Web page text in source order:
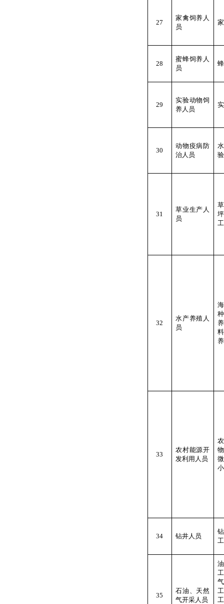
27
家禽饲养人
员
28
蜜蜂饲养人
员
29
实验动物饲
养人员
30
动物疫病防
治人员
31
草业生产人
员
工
32
水产养殖人
员
33
农村能源开
发利用人员
34 钻井人员
35
石油、天然
气开采人员